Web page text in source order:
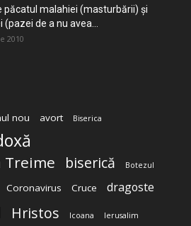
păcatul malahiei (masturbării) şi
(pazei de a nu avea...
2010
nou avort Biserica
Treime biserică Botezul
Coronavirus Cruce dragoste
Hristos Icoana Ierusalim